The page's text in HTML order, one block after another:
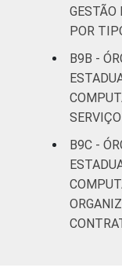
GESTÃO
POR
B9B -
SERVIÇO
B9C -